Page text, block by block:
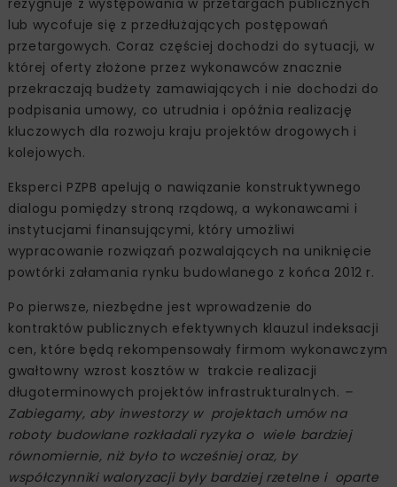
lub wycofuje się z przedłużających postępowań
przetargowych. Coraz częściej dochodzi do sytuacji, w
której oferty złożone przez wykonawców znacznie
przekraczają budżety zamawiających i nie dochodzi do
podpisania umowy, co utrudnia i opóźnia realizację
kluczowych dla rozwoju kraju projektów drogowych i
kolejowych.
Eksperci PZPB apelują o nawiązanie konstruktywnego
dialogu pomiędzy stroną rządową, a wykonawcami i
instytucjami finansującymi, który umożliwi
wypracowanie rozwiązań pozwalających na uniknięcie
powtórki załamania rynku budowlanego z końca 2012 r.
Po pierwsze, niezbędne jest wprowadzenie do
kontraktów publicznych efektywnych klauzul indeksacji
cen, które będą rekompensowały firmom wykonawczym
gwałtowny wzrost kosztów w trakcie realizacji
długoterminowych projektów infrastrukturalnych. –
Zabiegamy, aby inwestorzy w projektach umów na
roboty budowlane rozkładali ryzyka o wiele bardziej
równomiernie, niż było to wcześniej oraz, by
współczynniki waloryzacji były bardziej rzetelne i oparte